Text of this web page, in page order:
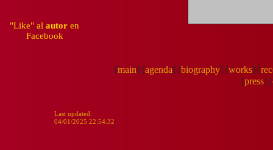
[main] [agenda] [biography] [works] [
[press] [
Last updated:
04/01/2025 22:54:32
"Like" al autor en
Facebook